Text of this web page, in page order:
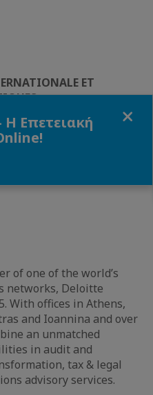
ET
of one of the world’s
networks, Deloitte
With offices in Athens,
and Ioannina and over
an unmatched
in audit and
tax & legal
advisory services.
Η Επετειακή